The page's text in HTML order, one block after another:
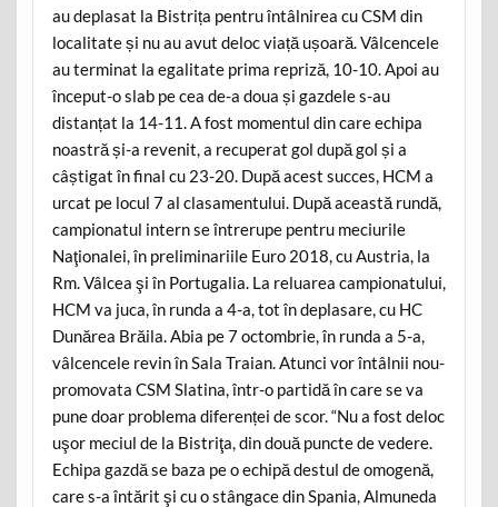
au deplasat la Bistrița pentru întâlnirea cu CSM din
localitate și nu au avut deloc viață ușoară. Vâlcencele
au terminat la egalitate prima repriză, 10-10. Apoi au
început-o slab pe cea de-a doua și gazdele s-au
distanțat la 14-11. A fost momentul din care echipa
noastră și-a revenit, a recuperat gol după gol și a
câștigat în final cu 23-20. După acest succes, HCM a
urcat pe locul 7 al clasamentului. După această rundă,
campionatul intern se întrerupe pentru meciurile
Naţionalei, în preliminariile Euro 2018, cu Austria, la
Rm. Vâlcea şi în Portugalia. La reluarea campionatului,
HCM va juca, în runda a 4-a, tot în deplasare, cu HC
Dunărea Brăila. Abia pe 7 octombrie, în runda a 5-a,
vâlcencele revin în Sala Traian. Atunci vor întâlnii nou-
promovata CSM Slatina, într-o partidă în care se va
pune doar problema diferenței de scor. “Nu a fost deloc
uşor meciul de la Bistriţa, din două puncte de vedere.
Echipa gazdă se baza pe o echipă destul de omogenă,
care s-a întărit şi cu o stângace din Spania, Almuneda